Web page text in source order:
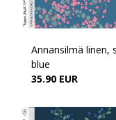
Annansilmä linen,
blue
35.90 EUR